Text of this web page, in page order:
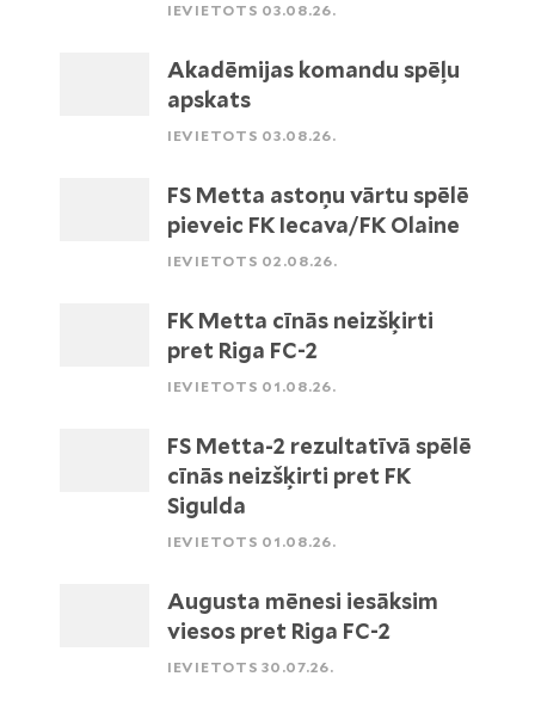
IEVIETOTS 03.08.26.
Akadēmijas komandu spēļu
apskats
IEVIETOTS 03.08.26.
FS Metta astoņu vārtu spēlē
pieveic FK Iecava/FK Olaine
IEVIETOTS 02.08.26.
FK Metta cīnās neizšķirti
pret Riga FC-2
IEVIETOTS 01.08.26.
FS Metta-2 rezultatīvā spēlē
cīnās neizšķirti pret FK
Sigulda
IEVIETOTS 01.08.26.
Augusta mēnesi iesāksim
viesos pret Riga FC-2
IEVIETOTS 30.07.26.